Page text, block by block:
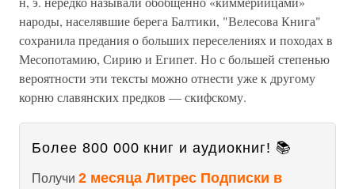
народы, населявшие берега Балтики, "Велесова Книга"
сохранила предания о больших переселениях и походах в
Месопотамию, Сирию и Египет. Но с большей степенью
вероятности эти тексты можно отнести уже к другому
корню славянских предков — скифскому.
Более 800 000 книг и аудиокниг! 📚
Получи 2 месяца Литрес Подписки в